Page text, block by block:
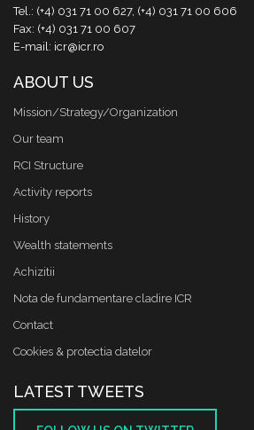
Tel.: (+4) 031 71 00 627, (+4) 031 71 00 606
Fax: (+4) 031 71 00 607
E-mail: icr@icr.ro
ABOUT US
Mission/Strategy/Organization
Our team
RCI Structure
Activity reports
History
Wealth statements
Achizitii
Nota de fundamentare cladire ICR
Contact
Cookies & protectia datelor
LATEST TWEETS